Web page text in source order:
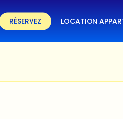
RÉSERVEZ LOCATION